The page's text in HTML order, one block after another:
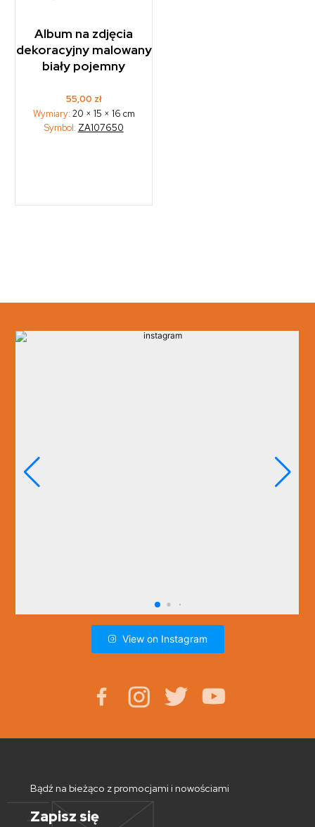
Album na zdjęcia
dekoracyjny malowany
biały pojemny
55,00 zł
Wymiary: 20 × 15 × 16 cm
Symbol: ZA107650
View on Instagram
Bądź na bieżąco z promocjami i nowościami
Zapisz się